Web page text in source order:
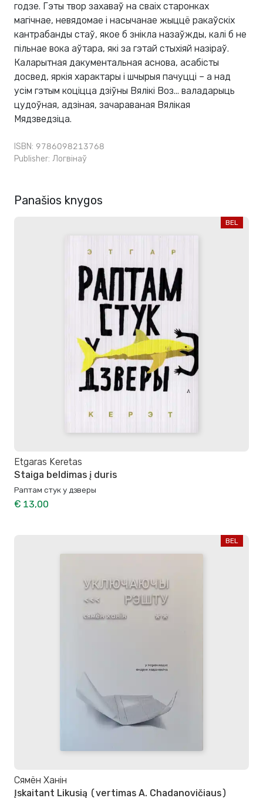
годзе. Гэты твор захаваў на сваіх старонках
магічнае, невядомае і насычанае жыццё ракаўскіх
кантрабанды­ стаў, якое б знікла назаўжды, калі б не
пільнае вока аўтара, які за гэтай стыхіяй назіраў.
Каларытная дакументальная аснова, асабісты
досвед, яркія характары і шчырыя пачуцці – а над
усім гэтым коціцца дзіўны Вялікі Воз... валадарыць
цудоўная, адзіная, зачараваная Вялікая
Мядзведзіца.
ISBN: 9786098213768
Publisher: Логвінаў
Panašios knygos
BEL
Etgaras Keretas
Staiga beldimas į duris
Раптам стук у дзверы
€ 13,00
BEL
Сямён Ханін
Įskaitant Likusią (vertimas A. Chadanovičiaus)